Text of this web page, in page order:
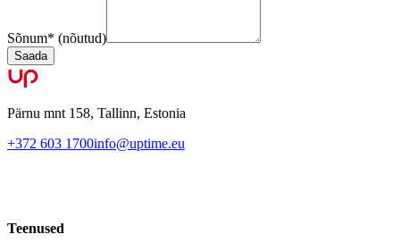
Sõnum* (nõutud)
Saada
Pärnu mnt 158, Tallinn, Estonia
+372 603 1700info@uptime.eu
Teenused